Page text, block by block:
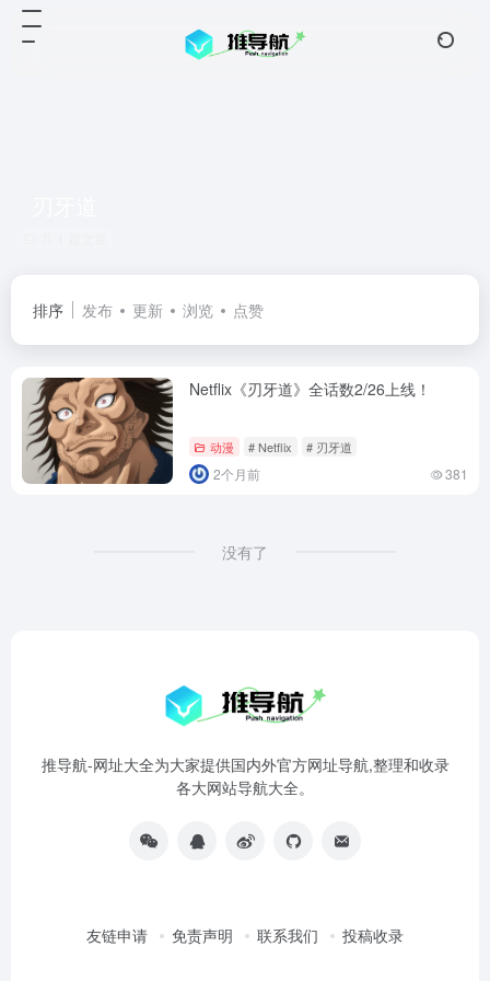
排序 发布 更新 浏览 点赞
Netflix《刃牙道》全话数2/26上线！
动漫 # Netflix # 刃牙道
2个月前 381
没有了
推导航-网址大全为大家提供国内外官方网址导航,整理和收录
各大网站导航大全。
友链申请 免责声明 联系我们 投稿收录